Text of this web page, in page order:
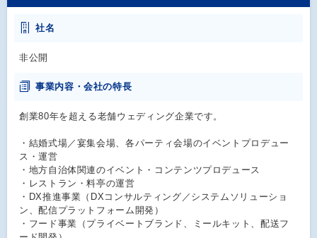
社名
非公開
事業内容・会社の特長
創業80年を超える老舗ウェディング企業です。
・結婚式場／宴集会場、各パーティ会場のイベントプロデュー
ス・運営
・地方自治体関連のイベント・コンテンツプロデュース
・レストラン・料亭の運営
・DX推進事業（DXコンサルティング／システムソリューショ
ン、配信プラットフォーム開発）
・フード事業（プライベートブランド、ミールキット、配送フ